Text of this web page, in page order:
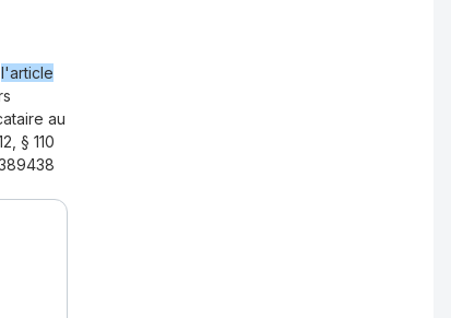
l'article
au
§ 110